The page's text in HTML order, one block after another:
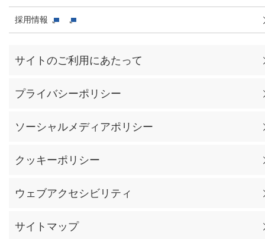
採用情報
サイトのご利用にあたって
プライバシーポリシー
ソーシャルメディアポリシー
クッキーポリシー
ウェブアクセシビリティ
サイトマップ